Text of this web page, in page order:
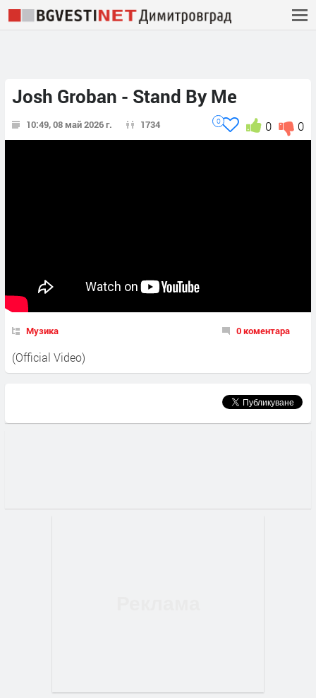
Josh Groban - Stand By Me
10:49, 08 май 2026 г. 1734 0
0
0
Музика 0 коментара
(Official Video)